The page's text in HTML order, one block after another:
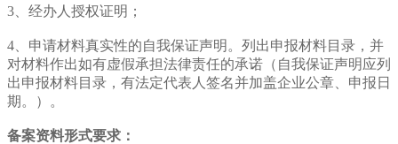
3、经办人授权证明；
4、申请材料真实性的自我保证声明。列出申报材料目录，并
对材料作出如有虚假承担法律责任的承诺（自我保证声明应列
出申报材料目录，有法定代表人签名并加盖企业公章、申报日
期。）。
备案资料形式要求：